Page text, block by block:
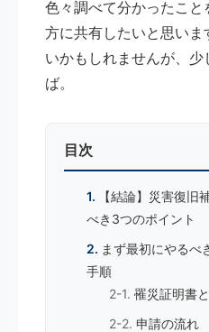
色々調べて分かったこと
方に共有したいと思い
いかもしれませんが、
ば。
目次
【結論】災害復旧
べき3つのポイント
まず最初にやるべ
手順
罹災証明書
申請の流れ